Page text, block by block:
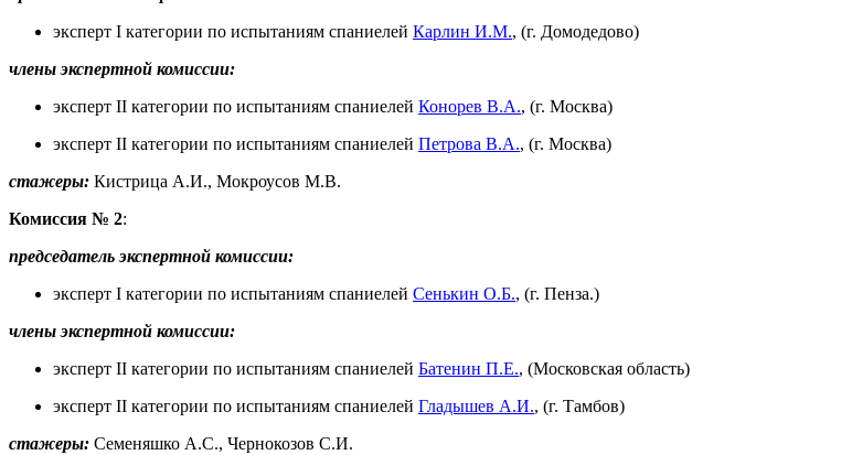
эксперт I категории по испытаниям спаниелей Карлин И.М., (г. Домодедово)
члены экспертной комиссии:
эксперт II категории по испытаниям спаниелей Конорев В.А., (г. Москва)
эксперт II категории по испытаниям спаниелей Петрова В.А., (г. Москва)
стажеры: Кистрица А.И., Мокроусов М.В.
Комиссия № 2:
председатель экспертной комиссии:
эксперт I категории по испытаниям спаниелей Сенькин О.Б., (г. Пенза.)
члены экспертной комиссии:
эксперт II категории по испытаниям спаниелей Батенин П.Е., (Московская область)
эксперт II категории по испытаниям спаниелей Гладышев А.И., (г. Тамбов)
стажеры: Семеняшко А.С., Чернокозов С.И.